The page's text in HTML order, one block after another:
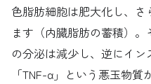
色脂肪細胞は肥大化し、
ます（内臓脂肪の蓄積）
の分泌は減少し、逆にイン
「TNF-α」という悪玉物